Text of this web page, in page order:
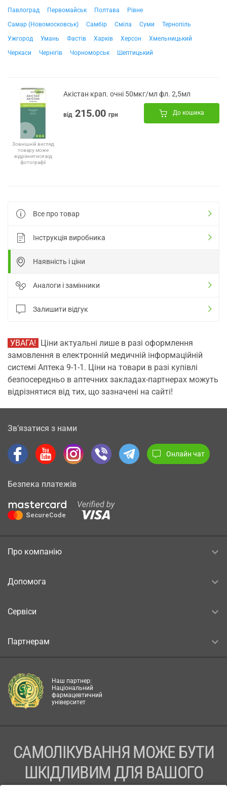
Павлоград
Первомайськ Полтава
Рівне
Самар (Новомосковськ)
Самбір Сміла Суми
Тернопіль
Ужгород
Умань Фастів Харків Херсон
Хмельницький
Черкаси
Чернігів Чорноморськ Шептицький
Зовнішній вигляд
товару може
відрізнятися від
фотографії
Акістан крап. очні 50мкг/мл фл. 2,5мл
від 215.00 грн До кошика
Все про товар
Інструкція виробника
Наявність і ціни
Аналоги і замінники
Залишити відгук
УВАГА! Ціни актуальні лише в разі оформлення
замовлення в електронній медичній інформаційній
системі Аптека 9-1-1. Ціни на товари в разі купівлі
безпосередньо в аптечних закладах-партнерах можуть
відрізнятися від тих, що зазначені на сайті!
Зв’язатися з нами
Онлайн чат
Безпека платежів
Про компанію
Допомога
Сервіси
Партнерам
Наш партнер:
Національний
фармацевтичний
університет
САМОЛІКУВАННЯ МОЖЕ БУТИ
ШКІДЛИВИМ ДЛЯ ВАШОГО